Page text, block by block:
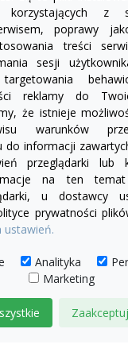
Facebook
korzystających z
poprawy
treści
sesji
reklamy do
że istnieje
warunków
do informacji
przeglądarki lub
na ten
u dostawcy
prywatności
ustawień.
Analityka
Marketing